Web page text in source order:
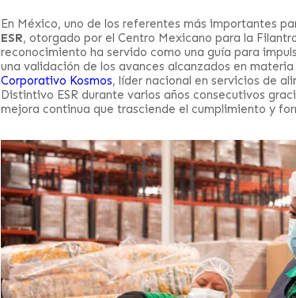
En México, uno de los referentes más importantes
ESR, otorgado por el Centro Mexicano para la
reconocimiento ha servido como una guía para
una validación de los avances alcanzados en
Corporativo Kosmos, líder nacional en servicios de
Distintivo ESR durante varios años consecutivos
mejora continua que trasciende el cumplimiento y